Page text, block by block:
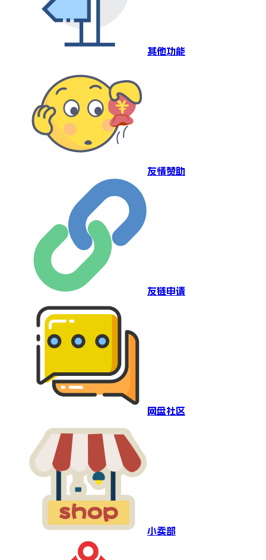
其他功能
友情赞助
友链申请
网盘社区
小卖部